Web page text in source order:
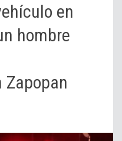
en
hombre
Zapopan